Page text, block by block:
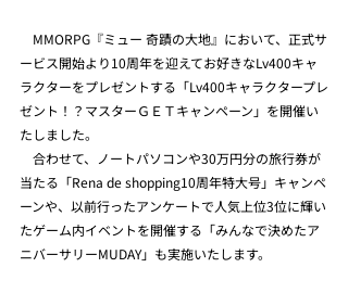
MMORPG『ミュー 奇蹟の大地』において、正式サ
ービス開始より10周年を迎えてお好きなLv400キャ
ラクターをプレゼントする「Lv400キャラクタープレ
ゼント！？マスターＧＥＴキャンペーン」を開催い
たしました。
合わせて、ノートパソコンや30万円分の旅行券が
当たる「Rena de shopping10周年特大号」キャンペ
ーンや、以前行ったアンケートで人気上位3位に輝い
たゲーム内イベントを開催する「みんなで決めたア
ニバーサリーMUDAY」も実施いたします。